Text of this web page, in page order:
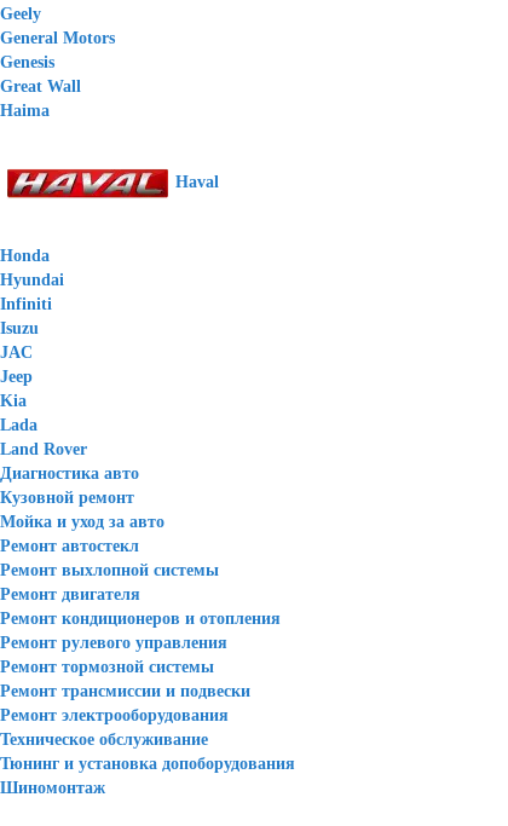
Geely
General Motors
Genesis
Great Wall
Haima
Haval
Honda
Hyundai
Infiniti
Isuzu
JAC
Jeep
Kia
Lada
Land Rover
Диагностика авто
Кузовной ремонт
Мойка и уход за авто
Ремонт автостекл
Ремонт выхлопной системы
Ремонт двигателя
Ремонт кондиционеров и отопления
Ремонт рулевого управления
Ремонт тормозной системы
Ремонт трансмиссии и подвески
Ремонт электрооборудования
Техническое обслуживание
Тюнинг и установка допоборудования
Шиномонтаж